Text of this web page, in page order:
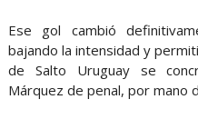
Ese gol cambió
bajando la intensidad y
de Salto Uruguay se
Márquez de penal, por mano